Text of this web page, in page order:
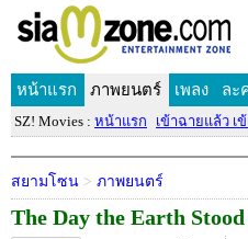
หน้าแรก ภาพยนตร์ เพลง ละ
SZ! Movies : หน้าแรก เข้าฉายแล้ว เ
สยามโซน > ภาพยนตร์
The Day the Earth